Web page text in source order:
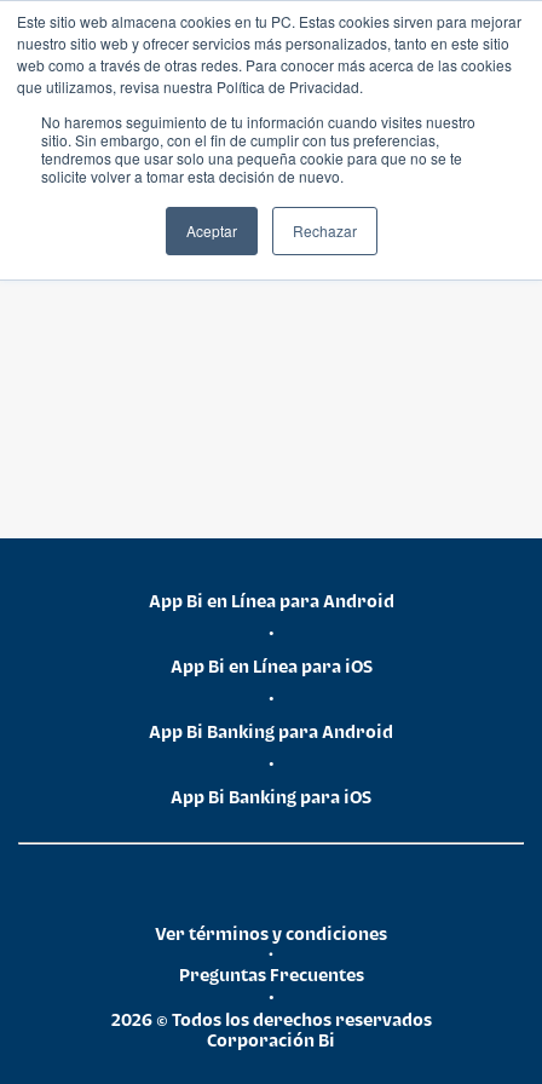
Este sitio web almacena cookies en tu PC. Estas cookies sirven para mejorar
nuestro sitio web y ofrecer servicios más personalizados, tanto en este sitio
web como a través de otras redes. Para conocer más acerca de las cookies
que utilizamos, revisa nuestra Política de Privacidad.
No haremos seguimiento de tu información cuando visites nuestro
sitio. Sin embargo, con el fin de cumplir con tus preferencias,
tendremos que usar solo una pequeña cookie para que no se te
solicite volver a tomar esta decisión de nuevo.
Aceptar Rechazar
App Bi en Línea para Android
•
App Bi en Línea para iOS
•
App Bi Banking para Android
•
App Bi Banking para iOS
2026 © Todos los derechos reservados
Corporación Bi
•
Preguntas Frecuentes
•
Ver términos y condiciones